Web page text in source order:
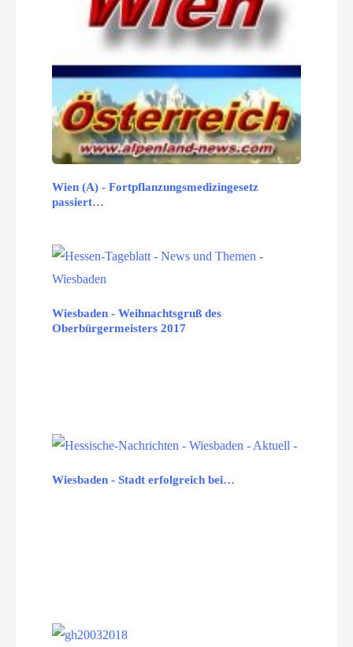
Wien (A) - Fortpflanzungsmedizingesetz
passiert…
Wiesbaden - Weihnachtsgruß des
Oberbürgermeisters 2017
Wiesbaden - Stadt erfolgreich bei…